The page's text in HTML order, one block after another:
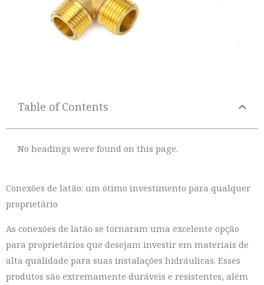
Table of Contents
No headings were found on this page.
Conexões de latão: um ótimo investimento para qualquer
proprietário
As conexões de latão se tornaram uma excelente opção
para proprietários que desejam investir em materiais de
alta qualidade para suas instalações hidráulicas. Esses
produtos são extremamente duráveis e resistentes, além